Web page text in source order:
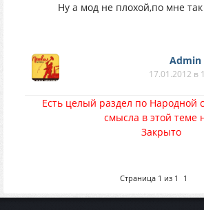
Ну а мод не плохой,по мне
Аdmin
17.01.2012 в
Есть целый раздел по Народной
смысла в этой теме
Закрыто
Страница 1 из 1 1